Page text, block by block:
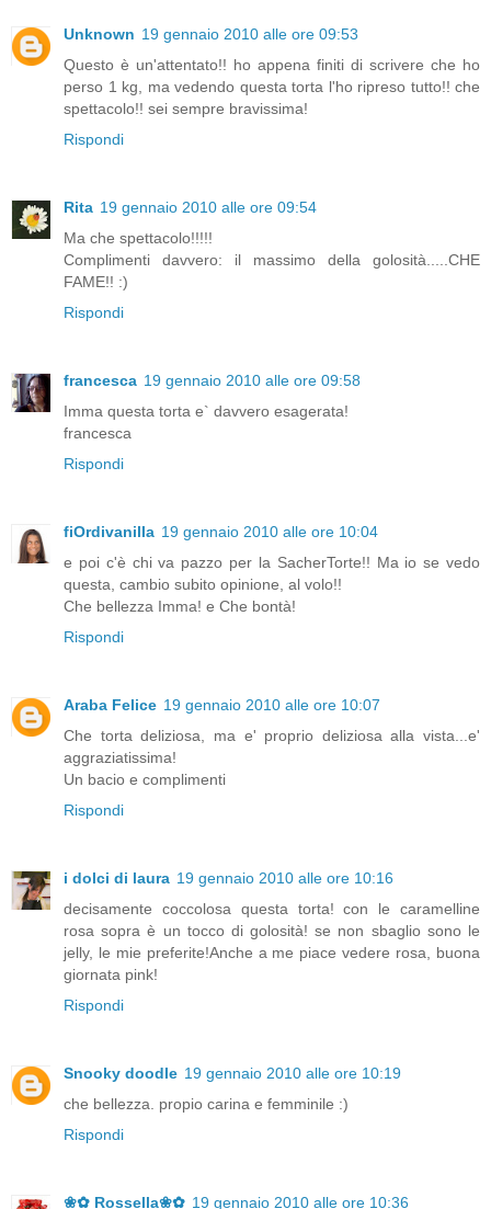
Unknown 19 gennaio 2010 alle ore 09:53
Questo è un'attentato!! ho appena finiti di scrivere che ho
perso 1 kg, ma vedendo questa torta l'ho ripreso tutto!! che
spettacolo!! sei sempre bravissima!
Rispondi
Rita 19 gennaio 2010 alle ore 09:54
Ma che spettacolo!!!!!
Complimenti davvero: il massimo della golosità.....CHE
FAME!! :)
Rispondi
francesca 19 gennaio 2010 alle ore 09:58
Imma questa torta e` davvero esagerata!
francesca
Rispondi
fiOrdivanilla 19 gennaio 2010 alle ore 10:04
e poi c'è chi va pazzo per la SacherTorte!! Ma io se vedo
questa, cambio subito opinione, al volo!!
Che bellezza Imma! e Che bontà!
Rispondi
Araba Felice 19 gennaio 2010 alle ore 10:07
Che torta deliziosa, ma e' proprio deliziosa alla vista...e'
aggraziatissima!
Un bacio e complimenti
Rispondi
i dolci di laura 19 gennaio 2010 alle ore 10:16
decisamente coccolosa questa torta! con le caramelline
rosa sopra è un tocco di golosità! se non sbaglio sono le
jelly, le mie preferite!Anche a me piace vedere rosa, buona
giornata pink!
Rispondi
Snooky doodle 19 gennaio 2010 alle ore 10:19
che bellezza. propio carina e femminile :)
Rispondi
❀✿ Rossella❀✿ 19 gennaio 2010 alle ore 10:36